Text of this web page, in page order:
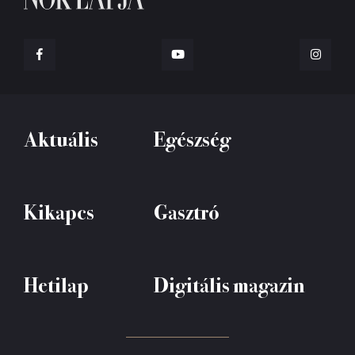
Aktuális Egészség
Kikapcs Gasztró
Hetilap Digitális magazin